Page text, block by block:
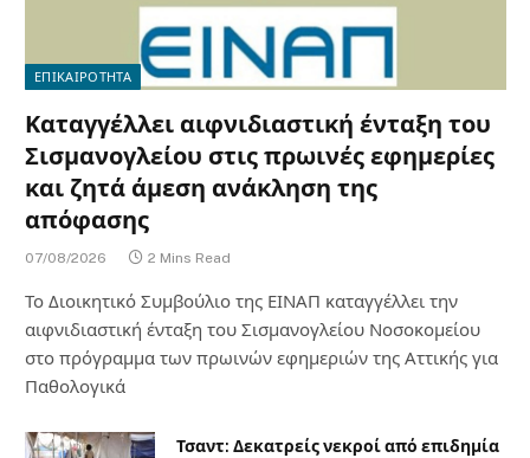
ΕΠΙΚΑΙΡΟΤΗΤΑ
Καταγγέλλει αιφνιδιαστική ένταξη του
Σισμανογλείου στις πρωινές εφημερίες
και ζητά άμεση ανάκληση της
απόφασης
07/08/2026 2 Mins Read
Το Διοικητικό Συμβούλιο της ΕΙΝΑΠ καταγγέλλει την
αιφνιδιαστική ένταξη του Σισμανογλείου Νοσοκομείου
στο πρόγραμμα των πρωινών εφημεριών της Αττικής για
Παθολογικά
Τσαντ: Δεκατρείς νεκροί από επιδημία